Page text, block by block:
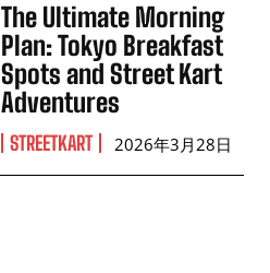
The Ultimate Morning
Plan: Tokyo Breakfast
Spots and Street Kart
Adventures
STREETKART 2026年3月28日